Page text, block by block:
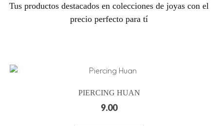
Tus productos destacados en colecciones de joyas con el
precio perfecto para tí
PIERCING HUAN
9.00